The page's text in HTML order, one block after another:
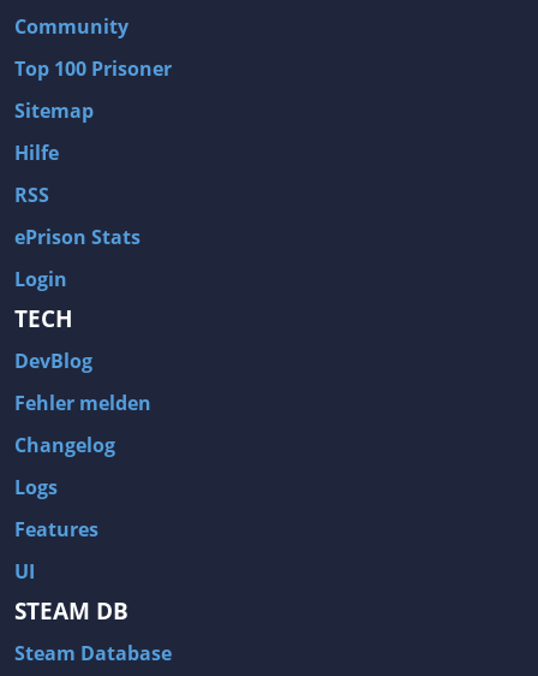
Community
Top 100 Prisoner
Sitemap
Hilfe
RSS
ePrison Stats
Login
TECH
DevBlog
Fehler melden
Changelog
Logs
Features
UI
STEAM DB
Steam Database